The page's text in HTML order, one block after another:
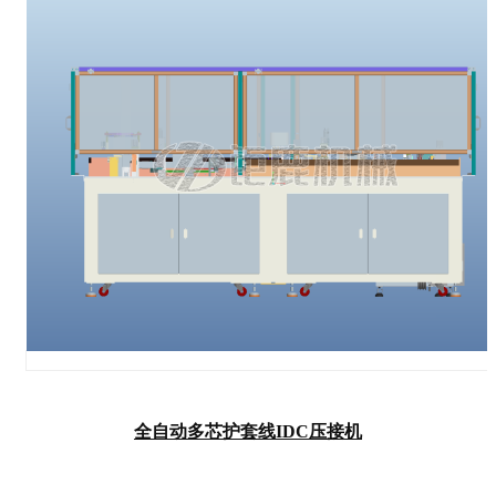
全自动多芯护套线IDC压接机